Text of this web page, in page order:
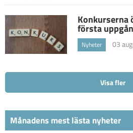
Konkurserna
första
Nyheter 03
Visa fler
Månadens mest lästa nyheter